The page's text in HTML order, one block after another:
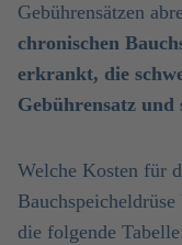
Gebührensätzen
chronischen
erkrankt, die
Gebührensatz und
Welche Kosten für
die folgende